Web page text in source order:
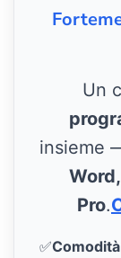
Un
insieme
Pro.
✅